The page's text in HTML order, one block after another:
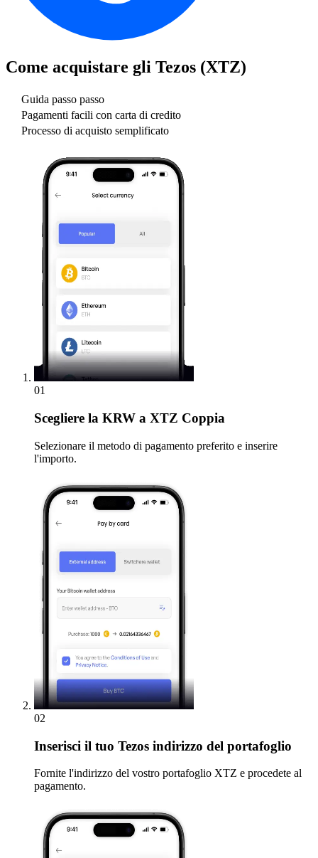
Come acquistare gli Tezos (XTZ)
Guida passo passo
Pagamenti facili con carta di credito
Processo di acquisto semplificato
01
Scegliere la KRW a XTZ Coppia
Selezionare il metodo di pagamento preferito e inserire
l'importo.
02
Inserisci il tuo Tezos indirizzo del portafoglio
Fornite l'indirizzo del vostro portafoglio XTZ e procedete al
pagamento.